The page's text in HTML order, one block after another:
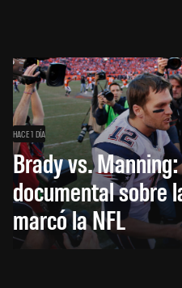
HACE 1 DÍA
Brady vs.
documental sobre
marcó la NFL